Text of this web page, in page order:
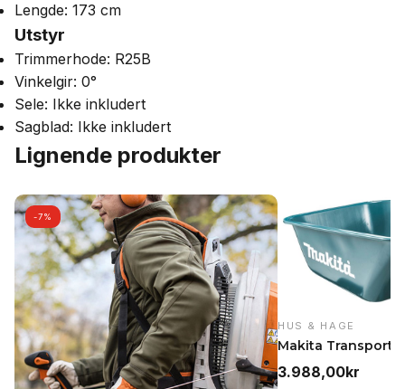
Lengde: 173 cm
Utstyr
Trimmerhode: R25B
Vinkelgir: 0°
Sele: Ikke inkludert
Sagblad: Ikke inkludert
Lignende produkter
-7%
HUS & HAGE
3.988,00kr